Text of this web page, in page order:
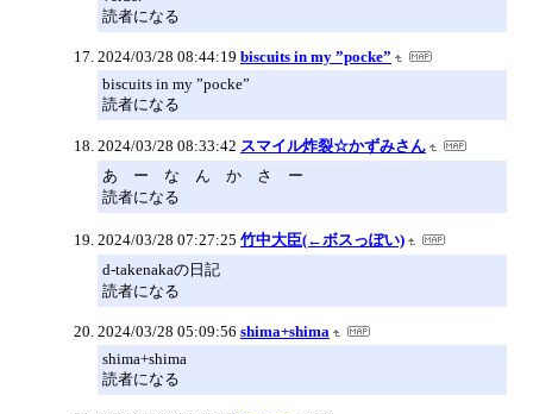
読者になる
2024/03/28 08:44:19 biscuits in my ”pocke”
biscuits in my ”pocke”
読者になる
2024/03/28 08:33:42 スマイル炸裂☆かずみさん
あ ー な ん か さ ー
読者になる
2024/03/28 07:27:25 竹中大臣(←ボスっぽい)
d-takenakaの日記
読者になる
2024/03/28 05:09:56 shima+shima
shima+shima
読者になる